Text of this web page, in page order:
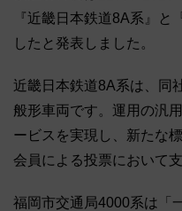
『近畿日本鉄道8A系』と
したと発表しました。
近畿日本鉄道8A系は、同
般形車両です。運用の汎
ービスを実現し、新たな
会員による投票において
福岡市交通局4000系は「